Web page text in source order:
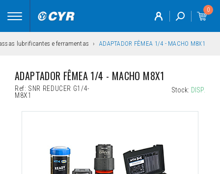
Toggle
0
lubrificantes e ferramentas ADAPTADOR FÊMEA 1/4 - MACHO M8X1
ADAPTADOR FÊMEA 1/4 - MACHO M8X1
Ref: SNR REDUCER G1/4-
M8X1
Stock: DISP.